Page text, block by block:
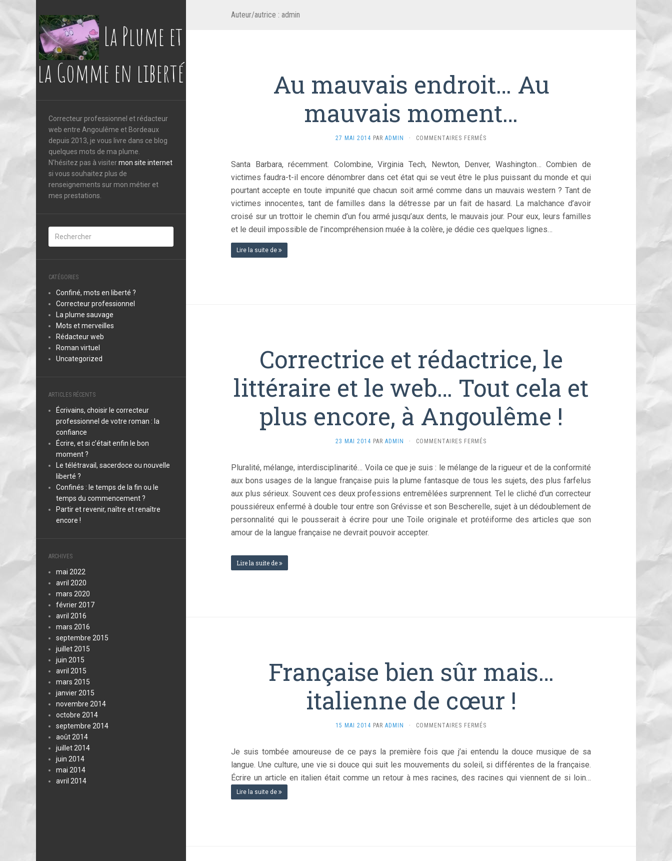
La Plume et
la Gomme en liberté
Correcteur professionnel et rédacteur
web entre Angoulême et Bordeaux
depuis 2013, je vous livre dans ce blog
quelques mots de ma plume.
N'hésitez pas à visitermon site internet
si vous souhaitez plus de
renseignements sur mon métier et
mes prestations.
CATÉGORIES
Confiné, mots en liberté ?
Correcteur professionnel
La plume sauvage
Mots et merveilles
Rédacteur web
Roman virtuel
Uncategorized
ARTICLES RÉCENTS
Écrivains, choisir le correcteur
professionnel de votre roman : la
confiance
Écrire, et si c’était enfin le bon
moment ?
Le télétravail, sacerdoce ou nouvelle
liberté ?
Confinés : le temps de la fin ou le
temps du commencement ?
Partir et revenir, naître et renaître
encore !
ARCHIVES
mai 2022
avril 2020
mars 2020
février 2017
avril 2016
mars 2016
septembre 2015
juillet 2015
juin 2015
avril 2015
mars 2015
janvier 2015
novembre 2014
octobre 2014
septembre 2014
août 2014
juillet 2014
juin 2014
mai 2014
avril 2014
Auteur/autrice : admin
Au mauvais endroit… Au
mauvais moment…
27 MAI 2014 PAR ADMIN · COMMENTAIRES FERMÉS
ENDROIT…
AU
MOMENT…
Santa Barbara, récemment. Colombine, Virginia Tech, Newton, Denver, Washington… Combien de
victimes faudra-t-il encore dénombrer dans cet état qui se veut être le plus puissant du monde et qui
pourtant accepte en toute impunité que chacun soit armé comme dans un mauvais western ? Tant de
victimes innocentes, tant de familles dans la détresse par un fait de hasard. La malchance d’avoir
croisé sur un trottoir le chemin d’un fou armé jusqu’aux dents, le mauvais jour. Pour eux, leurs familles
et le deuil impossible de l’incompréhension muée à la colère, je dédie ces quelques lignes…
Lire la suite de
Correctrice et rédactrice, le
littéraire et le web… Tout cela et
plus encore, à Angoulême !
23 MAI 2014 PAR ADMIN · COMMENTAIRES FERMÉS
RÉDACTRICE,
LE
ET
LE
WEB…
Pluralité, mélange, interdisciplinarité… Voila ce que je suis : le mélange de la rigueur et de la conformité
aux bons usages de la langue française puis la plume fantasque de tous les sujets, des plus farfelus
aux plus sérieux. Souvent ces deux professions entremêlées surprennent. Tel le cliché d’un correcteur
poussiéreux enfermé à double tour entre son Grévisse et son Bescherelle, sujet à un dédoublement de
personnalité qui le pousserait à écrire pour une Toile originale et protéiforme des articles que son
amour de la langue française ne devrait pouvoir accepter.
Lire la suite de
Française bien sûr mais…
italienne de cœur !
15 MAI 2014 PAR ADMIN · COMMENTAIRES FERMÉS
SÛR
MAIS…
DE
Je suis tombée amoureuse de ce pays la première fois que j’ai entendu la douce musique de sa
langue. Une culture, une vie si douce qui suit les mouvements du soleil, si différentes de la française.
Écrire un article en italien était comme un retour à mes racines, des racines qui viennent de si loin…
Lire la suite de